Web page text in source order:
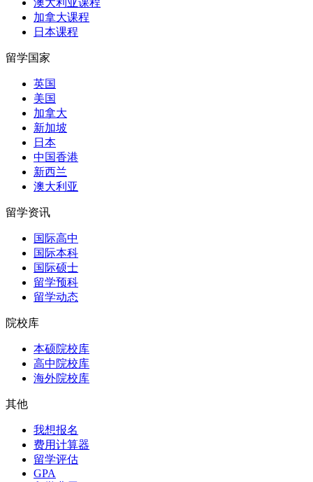
加拿大课程
日本课程
留学国家
英国
美国
加拿大
新加坡
日本
中国香港
新西兰
澳大利亚
留学资讯
国际高中
国际本科
国际硕士
留学预科
留学动态
院校库
本硕院校库
高中院校库
海外院校库
其他
我想报名
费用计算器
留学评估
GPA